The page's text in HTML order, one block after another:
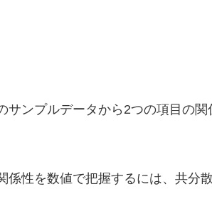
ンプルデータから2つの項目の
性を数値で把握するには、共分